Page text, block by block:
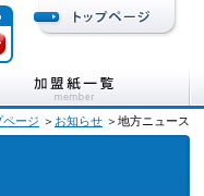
ページ ＞ お知らせ ＞地方ニュース